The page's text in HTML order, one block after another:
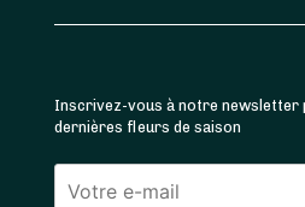
Inscrivez-vous à notre newsletter
dernières fleurs de saison